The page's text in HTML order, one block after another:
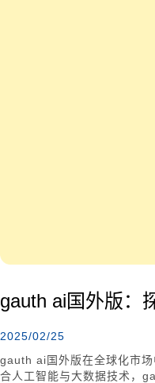
gauth ai国外版：
2025/02/25
gauth ai国外版在全球化市
合人工智能与大数据技术，